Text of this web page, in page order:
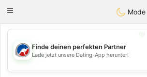
Australia Chat
Toggle
Mode
💖
Finde deinen perfekten Partner
Lade jetzt unsere Dating-App herunter!